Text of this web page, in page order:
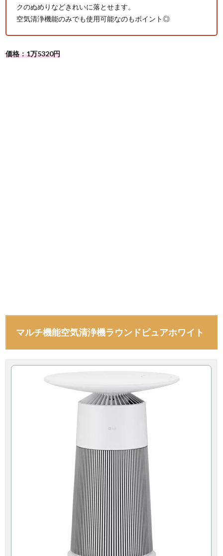
クのぬめりなどきれいに落とせます。
空気清浄機能のみでも使用可能なのもポイント◎
価格：1万5320円
マルチ機能空気清浄機ラウンドピュアホワイト